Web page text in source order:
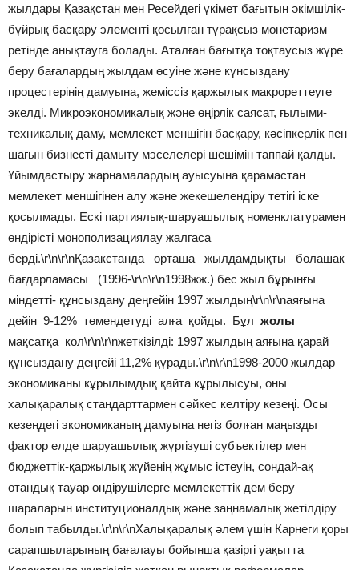
жылдары Қазақстан мен Ресейдегі үкімет бағытын әкімшілік-
бұйрық басқару элементі қосылган тұрақсыз монетаризм
ретінде анықтауга болады. Аталған бағытқа тоқтаусыз жүре
беру бағалардың жылдам өсуіне және күнсыздану
процестерінің дамуына, жеміссіз қаржылык макрореттеуге
экелді. Микроэкономикалық және өңірлік саясат, ғылыми-
техникалық даму, мемлекет меншігін басқару, кәсіпкерлік пен
шағын бизнесті дамыту мэселелері шешімін таппай қалды.
Ұйымдастыру жарнамалардың ауысуына қарамастан
мемлекет меншігінен алу және жекешелендіру тетігі іске
қосылмады. Ескі партиялық-шаруашылық номенклатурамен
өндірісті монополизациялау жалгаса
берді.\r\n\r\nҚазакстанда орташа жылдамдықты болашак
бағдарламасы (1996-\r\n\r\n1998жж.) бес жыл бұрынғы
міндетті- құнсыздану деңгейін 1997 жылдың\r\n\r\nаяғына
дейін 9-12% төмендетуді алға қойды. Бұл жолы
мақсатқа кол\r\n\r\nжеткізілді: 1997 жылдың аяғына қарай
құнсыздану деңгейі 11,2% құрады.\r\n\r\n1998-2000 жылдар —
экономиканы кұрылымдық қайта кұрылысуы, оны
халықаралық стандарттармен сәйкес келтіру кезеңі. Осы
кезеңдегі экономиканың дамуына негіз болған маңызды
фактор елде шаруашылық жүргізуші субъектілер мен
бюджеттік-қаржылық жүйенің жұмыс істеуін, сондай-ақ
отандық тауар өндірушілерге мемлекеттік дем беру
шараларын институционалдық және заңнамалық жетілдіру
болып табылды.\r\n\r\nХалықаралық әлем үшін Карнеги қоры
сарапшыларының бағалауы бойынша қазіргі уақытта